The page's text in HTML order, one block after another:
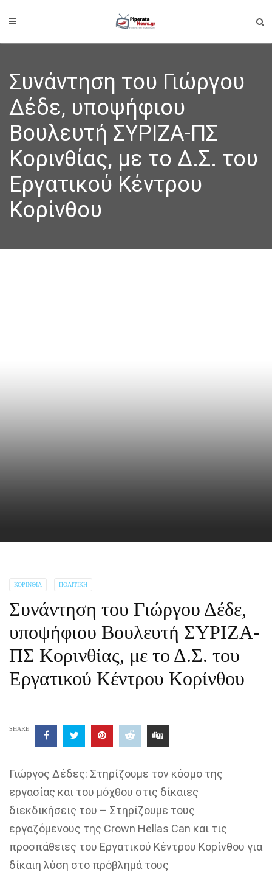
Συνάντηση του Γιώργου
Δέδε, υποψήφιου
Βουλευτή ΣΥΡΙΖΑ-ΠΣ
Κορινθίας, με το Δ.Σ. του
Εργατικού Κέντρου
Κορίνθου
ΚΟΡΙΝΘΊΑ ΠΟΛΙΤΙΚΉ
Συνάντηση του Γιώργου Δέδε,
υποψήφιου Βουλευτή ΣΥΡΙΖΑ-
ΠΣ Κορινθίας, με το Δ.Σ. του
Εργατικού Κέντρου Κορίνθου
SHARE
Γιώργος Δέδες: Στηρίζουμε τον κόσμο της
εργασίας και του μόχθου στις δίκαιες
διεκδικήσεις του – Στηρίζουμε τους
εργαζόμενους της Crown Hellas Can και τις
προσπάθειες του Εργατικού Κέντρου Κορίνθου για
δίκαιη λύση στο πρόβλημά τους